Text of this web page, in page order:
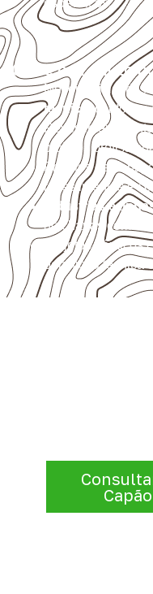
específicos.
Onde o produto
Móveis, divisórias
técnica
,
Revestimentos
projetos
Projetos de
revestimentos e
Indústrias e
de chapas com
Projetos náuticos
pela ficha técnica